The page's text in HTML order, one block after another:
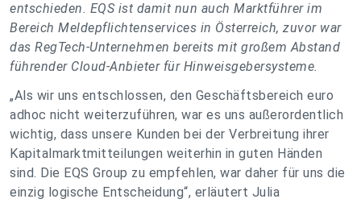
entschieden. EQS ist damit nun auch Marktführer im
Bereich Meldepflichtenservices in Österreich, zuvor war
das RegTech-Unternehmen bereits mit großem Abstand
führender Cloud-Anbieter für Hinweisgebersysteme.
„Als wir uns entschlossen, den Geschäftsbereich euro
adhoc nicht weiterzuführen, war es uns außerordentlich
wichtig, dass unsere Kunden bei der Verbreitung ihrer
Kapitalmarktmitteilungen weiterhin in guten Händen
sind. Die EQS Group zu empfehlen, war daher für uns die
einzig logische Entscheidung“, erläutert Julia